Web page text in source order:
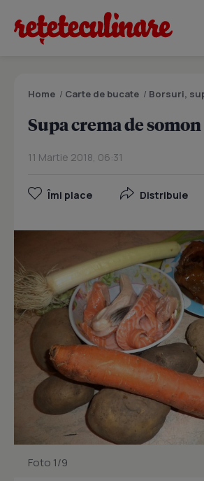
Home / Carte de bucate / Borsuri,
Supa crema de somon
11 Martie 2018, 06:31
Îmi place Distribuie
Foto 1/9